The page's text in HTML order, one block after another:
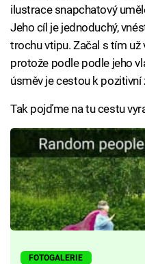
ilustrace snapchatový
Jeho cíl je jednoduchý,
trochu vtipu. Začal s tím
protože podle podle jeho
úsměv je cestou k pozitivní
Tak pojďme na tu cestu
FOTOGALERIE